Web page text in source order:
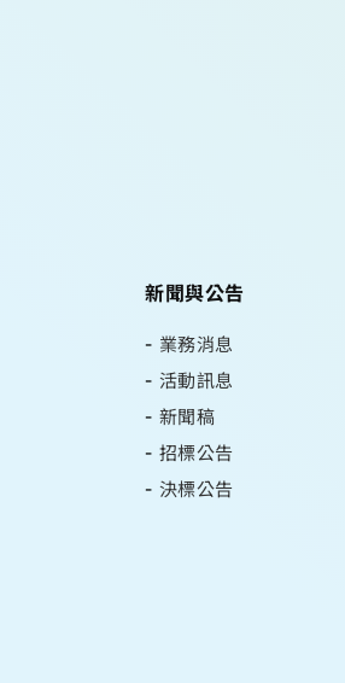
新聞與公告
業務消息
活動訊息
新聞稿
招標公告
決標公告